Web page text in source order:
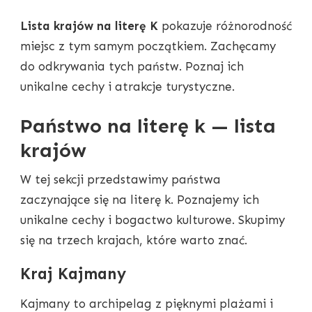
Lista krajów na literę K pokazuje różnorodność
miejsc z tym samym początkiem. Zachęcamy
do odkrywania tych państw. Poznaj ich
unikalne cechy i atrakcje turystyczne.
Państwo na literę k — lista
krajów
W tej sekcji przedstawimy państwa
zaczynające się na literę k. Poznajemy ich
unikalne cechy i bogactwo kulturowe. Skupimy
się na trzech krajach, które warto znać.
Kraj Kajmany
Kajmany to archipelag z pięknymi plażami i